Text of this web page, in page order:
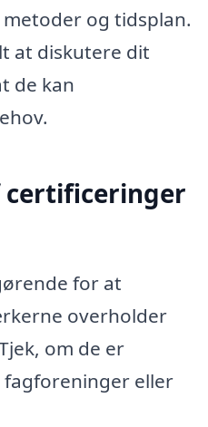
og tidsplan.
at diskutere dit
de kan
for at
overholder
om de er
eller